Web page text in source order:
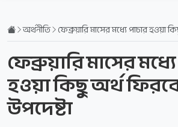
অর্থনীতি
ফেব্রুয়ারি মাসের
হওয়া কিছু অর্থ
উপদেষ্টা